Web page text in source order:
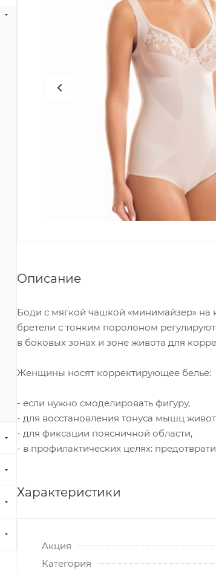
Описание
Боди с мягкой чашкой «минимайзер» на
бретели с тонким поролоном
в боковых зонах и зоне живота для
Женщины носят корректирующее белье:
- если нужно смоделировать фигуру,
- для восстановления тонуса мышц
- для фиксации поясничной области,
- в профилактических целях:
Характеристики
Акция
Категория